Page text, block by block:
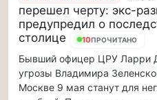
Москве
Чайковского!…
приглашаем
на
музыкальную
перешел черту: экс-
предупредил о
столице
10ПРОЧИТАНО
Бывший офицер ЦРУ Ларри
угрозы Владимира
Москве 9 мая станут для